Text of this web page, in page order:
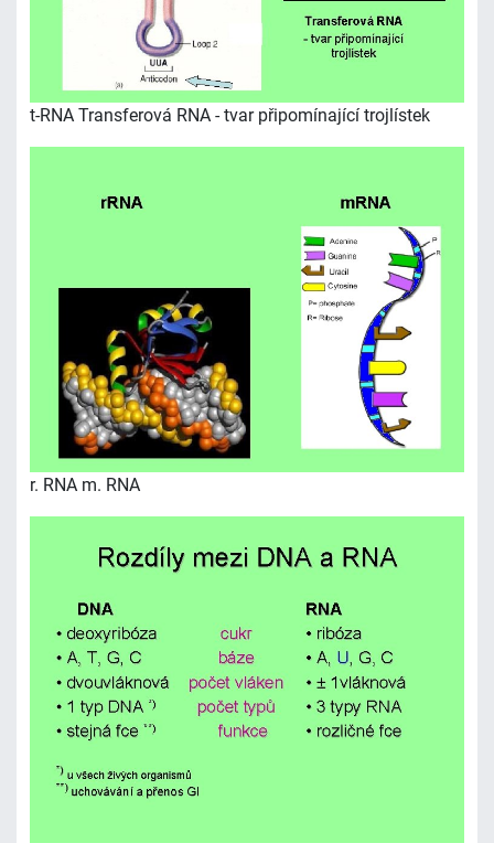
t-RNA Transferová RNA - tvar připomínající trojlístek
r. RNA m. RNA